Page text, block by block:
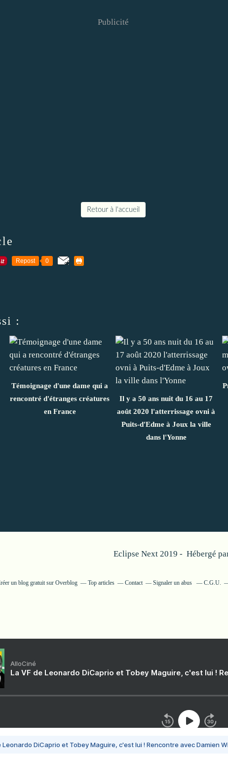
Publicité
Retour à l'accueil
Repost 0
:
Témoignage d'une dame qui a
rencontré d'étranges créatures
en France
Il y a 50 ans nuit du 16 au 17
août 2020 l'atterrissage ovni à
Puits-d'Edme à Joux la ville
dans l'Yonne
Eclipse Next 2019 - Hébergé
un blog gratuit sur Overblog Top articles Contact Signaler un abus C.G.U.
AlloCiné
La VF de Leonardo DiCaprio et Tobey Maguire, c'est lui !
Leonardo DiCaprio et Tobey Maguire, c'est lui ! Rencontre avec Damien